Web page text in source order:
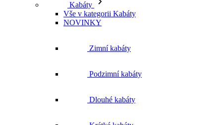
Kabáty
Vše v kategorii Kabáty
NOVINKY
Zimní kabáty
Podzimní kabáty
Dlouhé kabáty